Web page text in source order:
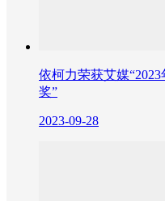
依柯力荣获艾媒
奖”
2023-09-28